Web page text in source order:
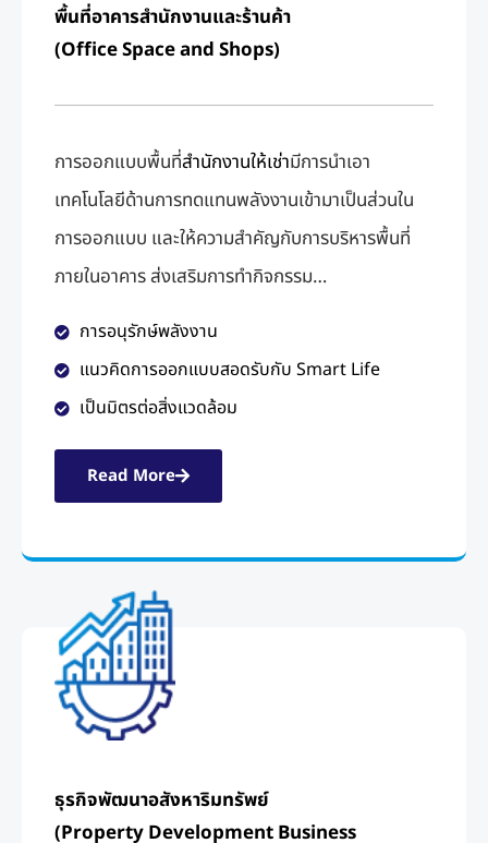
พื้นที่อาคารสำนักงานและร้านค้า
(Office Space and Shops)
การออกแบบพื้นที่สำนักงานให้เช่ามีการนําเอา
เทคโนโลยีด้านการทดแทนพลังงานเข้ามาเป็นส่วนใน
การออกแบบ และให้ความสําคัญกับการบริหารพื้นที่
ภายในอาคาร ส่งเสริมการทํากิจกรรม…
การอนุรักษ์พลังงาน
แนวคิดการออกแบบสอดรับกับ Smart Life
เป็นมิตรต่อสิ่งแวดล้อม
Read More
ธุรกิจพัฒนาอสังหาริมทรัพย์
(Property Development Business